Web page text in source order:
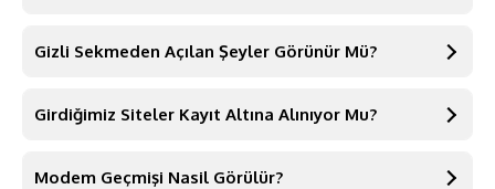
Gizli Sekmeden Açılan Şeyler Görünür Mü?
Girdiğimiz Siteler Kayıt Altına Alınıyor Mu?
Modem Geçmişi Nasil Görülür?